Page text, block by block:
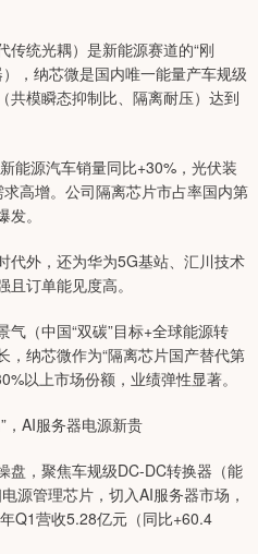
传统光耦）是新能源赛道的“刚
，纳芯微是国内唯一能量产车规级
共模瞬态抑制比、隔离耐压）达到
能源汽车销量同比+30%，光伏装
高增。公司隔离芯片市占率国内第
。
代外，还为华为5G基站、汇川技术
订单能见度高。
（中国“双碳”目标+全球能源转
，纳芯微作为“隔离芯片国产替代第
以上市场份额，业绩弹性显著。
，AI服务器电源新贵
盘，聚焦车规级DC-DC转换器（能
源管理芯片，切入AI服务器市场，
Q1营收5.28亿元（同比+60.4